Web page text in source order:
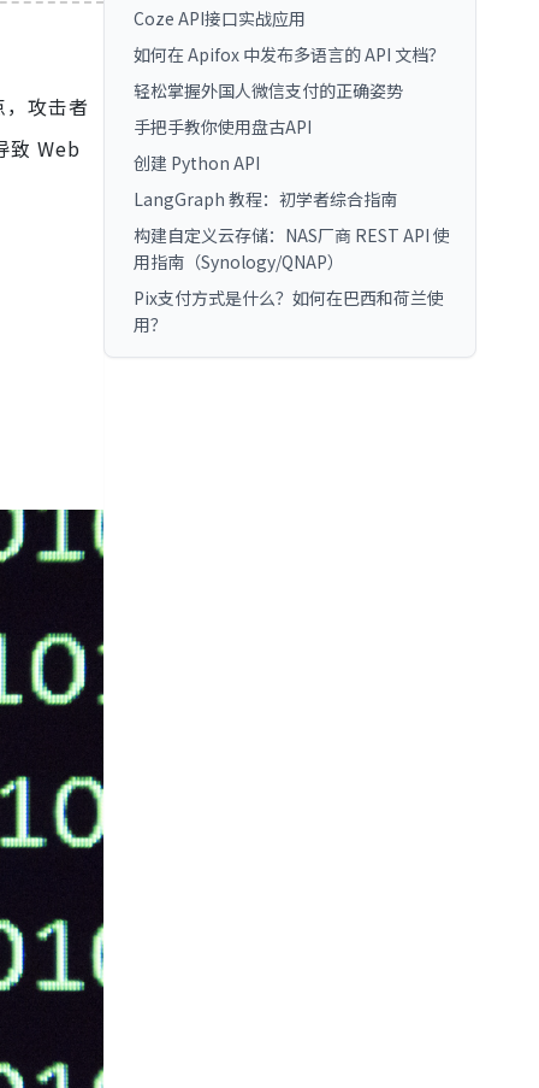
攻击者
致 Web
Coze API接口实战应用
如何在 Apifox 中发布多语言的 API 文档？
轻松掌握外国人微信支付的正确姿势
手把手教你使用盘古API
创建 Python API
LangGraph 教程：初学者综合指南
构建自定义云存储：NAS厂商 REST API 使
用指南（Synology/QNAP）
Pix支付方式是什么？如何在巴西和荷兰使
用？